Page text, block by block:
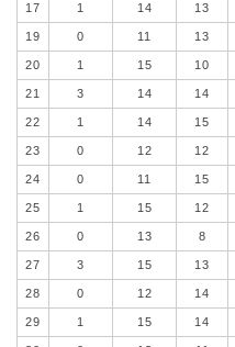
17 1 14 13
19 0 11 13
20 1 15 10
21 3 14 14
22 1 14 15
23 0 12 12
24 0 11 15
25 1 15 12
26 0 13 8
27 3 15 13
28 0 12 14
29 1 15 14